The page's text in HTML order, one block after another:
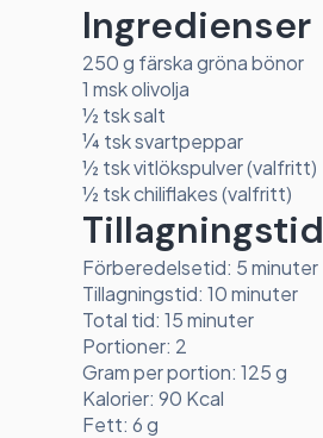
Ingredienser
250 g färska gröna bönor
1 msk olivolja
½ tsk salt
¼ tsk svartpeppar
½ tsk vitlökspulver (valfritt)
½ tsk chiliflakes (valfritt)
Tillagningstid
Förberedelsetid: 5 minuter
Tillagningstid: 10 minuter
Total tid: 15 minuter
Portioner: 2
Gram per portion: 125 g
Kalorier: 90 Kcal
Fett: 6 g